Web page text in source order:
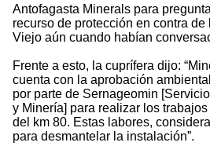
Antofagasta Minerals para
recurso de protección en contra
Viejo aún cuando habían
Frente a esto, la cuprífera dijo:
cuenta con la aprobación
por parte de Sernageomin
y Minería] para realizar los
del km 80. Estas labores,
para desmantelar la instalación”.